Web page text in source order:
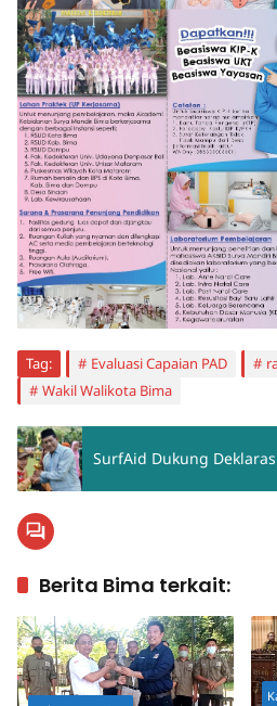
Tag: Evaluasi Capaian PAD
Wakil Walikota Bima
SurfAid Dukung
Berita Bima terkait: